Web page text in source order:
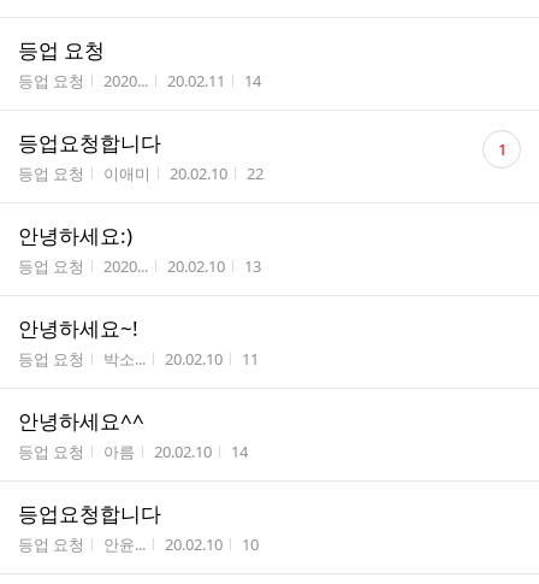
등업 요청
게시판명
등업 요청 작성자
2020... 작성시간
20.02.11 조회수
14
등업요청합니다
게시판명
등업 요청 작성자
이애미 작성시간
20.02.10 조회수
22
댓
글 1
안녕하세요:)
게시판명
등업 요청 작성자
2020... 작성시간
20.02.10 조회수
13
안녕하세요~!
게시판명
등업 요청 작성자
박소... 작성시간
20.02.10 조회수
11
안녕하세요^^
게시판명
등업 요청 작성자
아름 작성시간
20.02.10 조회수
14
등업요청합니다
게시판명
등업 요청 작성자
안윤... 작성시간
20.02.10 조회수
10